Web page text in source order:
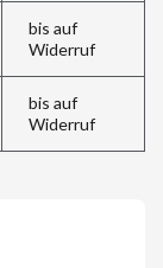
bis auf
Widerruf
bis auf
Widerruf